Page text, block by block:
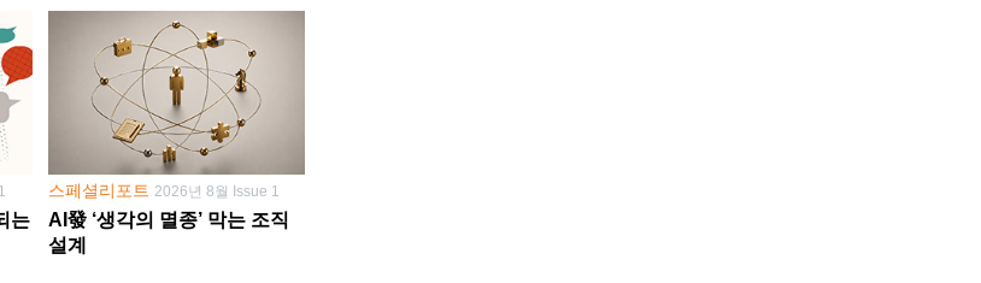
는
스페셜리포트 2026년 8월 Issue 1
AI發 ‘생각의 멸종’ 막는 조직
설계